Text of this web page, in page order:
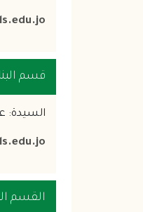
قسم
السيدة:
القسم